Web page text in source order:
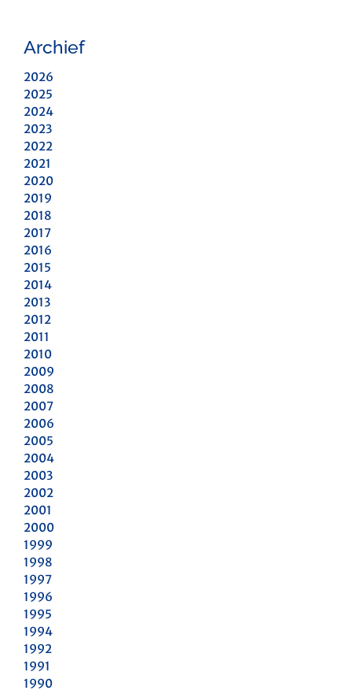
Archief
2026
2025
2024
2023
2022
2021
2020
2019
2018
2017
2016
2015
2014
2013
2012
2011
2010
2009
2008
2007
2006
2005
2004
2003
2002
2001
2000
1999
1998
1997
1996
1995
1994
1992
1991
1990